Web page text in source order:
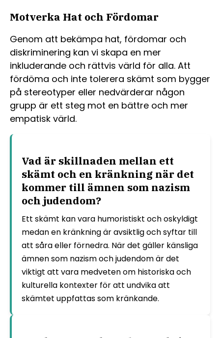
Motverka Hat och Fördomar
Genom att bekämpa hat, fördomar och
diskriminering kan vi skapa en mer
inkluderande och rättvis värld för alla. Att
fördöma och inte tolerera skämt som bygger
på stereotyper eller nedvärderar någon
grupp är ett steg mot en bättre och mer
empatisk värld.
Vad är skillnaden mellan ett
skämt och en kränkning när det
kommer till ämnen som nazism
och judendom?
Ett skämt kan vara humoristiskt och oskyldigt
medan en kränkning är avsiktlig och syftar till
att såra eller förnedra. När det gäller känsliga
ämnen som nazism och judendom är det
viktigt att vara medveten om historiska och
kulturella kontexter för att undvika att
skämtet uppfattas som kränkande.